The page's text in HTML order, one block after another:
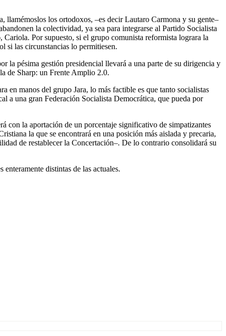
llamémoslos los ortodoxos, –es decir Lautaro Carmona y su gente–
la colectividad, ya sea para integrarse al Partido Socialista
Por supuesto, si el grupo comunista reformista lograra la
si las circunstancias lo permitiesen.
la pésima gestión presidencial llevará a una parte de su dirigencia y
de Sharp: un Frente Amplio 2.0.
en manos del grupo Jara, lo más factible es que tanto socialistas
a una gran Federación Socialista Democrática, que pueda por
con la aportación de un porcentaje significativo de simpatizantes
la que se encontrará en una posición más aislada y precaria,
de restablecer la Concertación–. De lo contrario consolidará su
distintas de las actuales.